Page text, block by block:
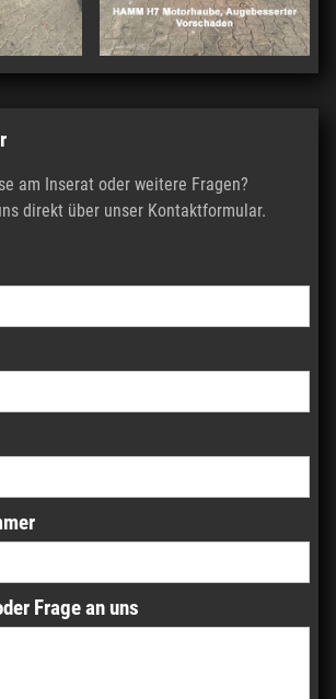
am Inserat oder weitere Fragen?
direkt über unser Kontaktformular.
Frage an uns